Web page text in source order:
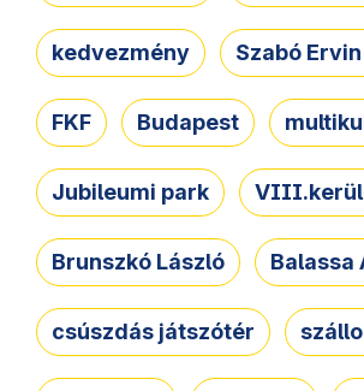
kedvezmény Szabó
FKF Budapest
Jubileumi park
Brunszkó László Balassa
csúszdás játszótér